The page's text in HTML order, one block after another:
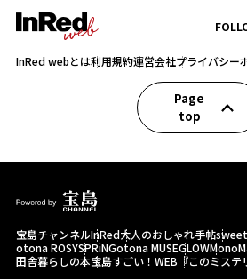
InRed webとは利用規約運営会社プライバシー
Page
top
宝島チャンネルInRed大人のおしゃれ手帖sweet
otona ROSYSPRiNGotona MUSEGLOW
田舎暮らしの本宝島すごい！WEB 『このミス